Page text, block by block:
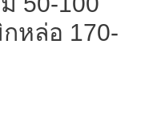
หล่อ 170-